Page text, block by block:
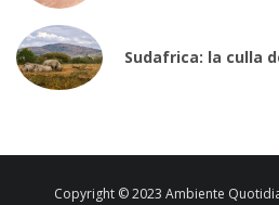
Sudafrica: la culla
Copyright © 2023 Ambiente